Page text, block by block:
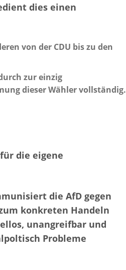
dies einen
von der CDU bis zu den
zur einzig
dieser Wähler vollständig.
die eigene
die AfD gegen
konkreten Handeln
unangreifbar und
Probleme